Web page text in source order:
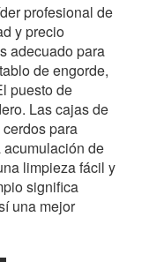
profesional de
y precio
adecuado para
de engorde,
puesto de
Las cajas de
para
de
limpieza fácil y
significa
una mejor